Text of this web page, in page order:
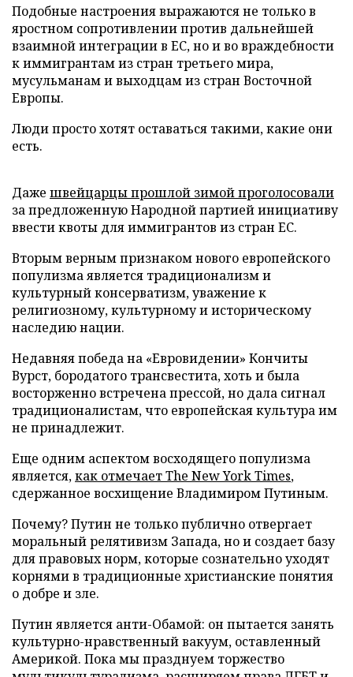
Подобные настроения выражаются не только в
яростном сопротивлении против дальнейшей
взаимной интеграции в ЕС, но и во враждебности
к иммигрантам из стран третьего мира,
мусульманам и выходцам из стран Восточной
Европы.
Люди просто хотят оставаться такими, какие они
есть.
Даже швейцарцы прошлой зимой проголосовали
за предложенную Народной партией инициативу
ввести квоты для иммигрантов из стран ЕС.
Вторым верным признаком нового европейского
популизма является традиционализм и
культурный консерватизм, уважение к
религиозному, культурному и историческому
наследию нации.
Недавняя победа на «Евровидении» Кончиты
Вурст, бородатого трансвестита, хоть и была
восторженно встречена прессой, но дала сигнал
традиционалистам, что европейская культура им
не принадлежит.
Еще одним аспектом восходящего популизма
является,как отмечаетThe New York Times,
сдержанное восхищение Владимиром Путиным.
Почему? Путин не только публично отвергает
моральный релятивизм Запада, но и создает базу
для правовых норм, которые сознательно уходят
корнями в традиционные христианские понятия
о добре и зле.
Путин является анти-Обамой: он пытается занять
культурно-нравственный вакуум, оставленный
Америкой. Пока мы празднуем торжество